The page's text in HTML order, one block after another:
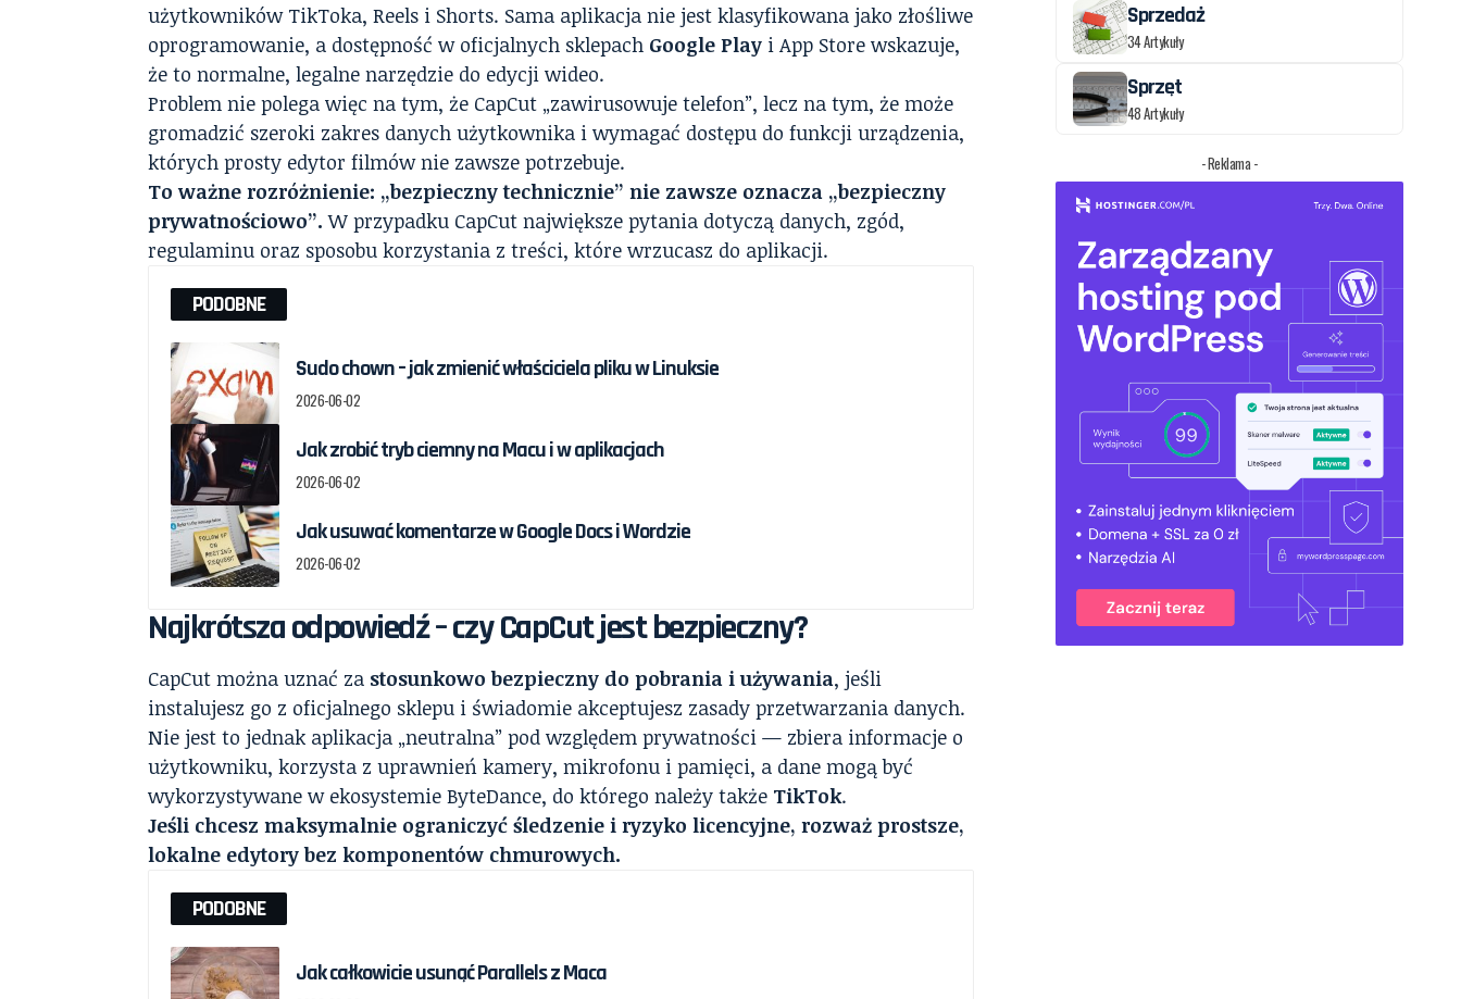
użytkowników TikToka, Reels i Shorts. Sama aplikacja nie jest klasyfikowana jako złośliwe
oprogramowanie, a dostępność w oficjalnych sklepach Google Play i App Store wskazuje,
że to normalne, legalne narzędzie do edycji wideo.
Problem nie polega więc na tym, że CapCut „zawirusowuje telefon”, lecz na tym, że może
gromadzić szeroki zakres danych użytkownika i wymagać dostępu do funkcji urządzenia,
których prosty edytor filmów nie zawsze potrzebuje.
To ważne rozróżnienie: „bezpieczny technicznie” nie zawsze oznacza „bezpieczny
prywatnościowo”. W przypadku CapCut największe pytania dotyczą danych, zgód,
regulaminu oraz sposobu korzystania z treści, które wrzucasz do aplikacji.
PODOBNE
Sudo chown – jak zmienić właściciela pliku w Linuksie
2026-06-02
Jak zrobić tryb ciemny na Macu i w aplikacjach
2026-06-02
Jak usuwać komentarze w Google Docs i Wordzie
2026-06-02
Najkrótsza odpowiedź – czy CapCut jest bezpieczny?
CapCut można uznać za stosunkowo bezpieczny do pobrania i używania, jeśli
instalujesz go z oficjalnego sklepu i świadomie akceptujesz zasady przetwarzania danych.
Nie jest to jednak aplikacja „neutralna” pod względem prywatności — zbiera informacje o
użytkowniku, korzysta z uprawnień kamery, mikrofonu i pamięci, a dane mogą być
wykorzystywane w ekosystemie ByteDance, do którego należy także TikTok.
Jeśli chcesz maksymalnie ograniczyć śledzenie i ryzyko licencyjne, rozważ prostsze,
lokalne edytory bez komponentów chmurowych.
PODOBNE
Jak całkowicie usunąć Parallels z Maca
Sprzedaż
34 Artykuły
Sprzęt
48 Artykuły
- Reklama -